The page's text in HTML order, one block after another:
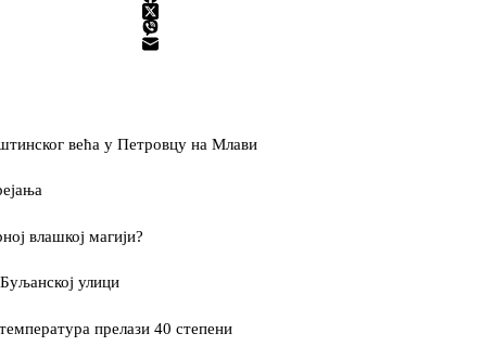
већа у Петровцу на Млави
влашкој магији?
улици
прелази 40 степени